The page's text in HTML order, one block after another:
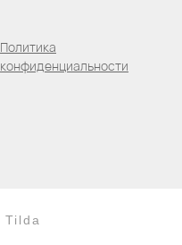
Политика
конфиденциальности
Tilda